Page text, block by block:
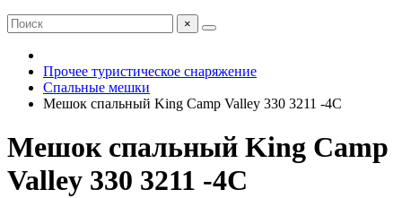
×
Прочее туристическое снаряжение
Спальные мешки
Мешок спальный King Camp Valley 330 3211 -4C
Мешок спальный King Camp
Valley 330 3211 -4C